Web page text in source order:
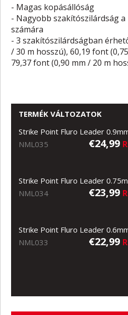
- Magas kopásállóság
- Nagyobb szakítószilárdság
számára
- 3 szakítószilárdságban
/ 30 m hosszú), 60,19 font
79,37 font (0,90 mm / 20 m
TERMÉK VÁLTOZATOK
Strike Point Fluro Leader
NML035
€24,99
Strike Point Fluro Leader
NML034
€23,99
Strike Point Fluro Leader
NML033
€22,99